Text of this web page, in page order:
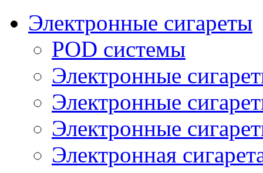
Электронные сигареты
POD системы
Электронные
Электронные
Электронные
Электронная